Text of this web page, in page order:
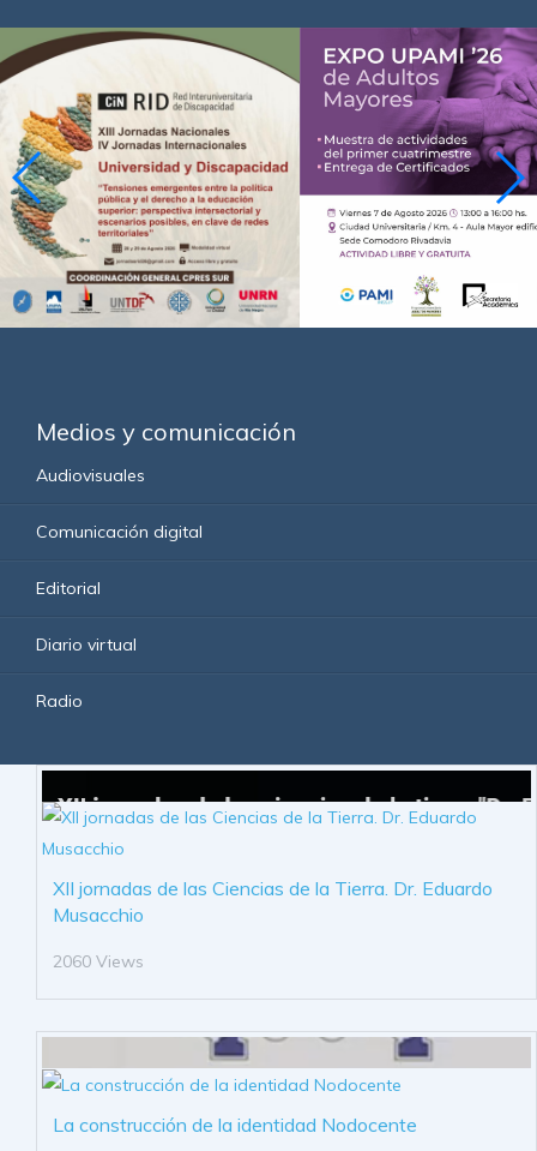
Medios y comunicación
Audiovisuales
Comunicación digital
Editorial
Diario virtual
Radio
XII jornadas de las Ciencias de la Tierra. Dr. Eduardo
Musacchio
2060 Views
La construcción de la identidad Nodocente